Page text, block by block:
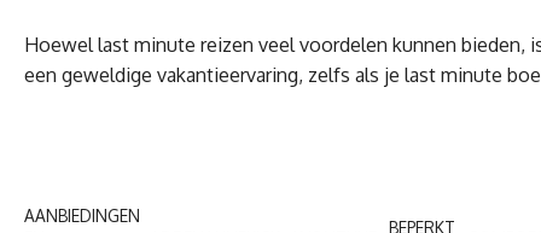
Hoewel last minute reizen veel voordelen kunnen
een geweldige vakantieervaring, zelfs als je last minute
AANBIEDINGEN
BEPERKT